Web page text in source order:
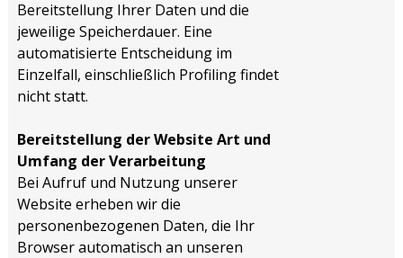
Bereitstellung Ihrer Daten und die
jeweilige Speicherdauer. Eine
automatisierte Entscheidung im
Einzelfall, einschließlich Profiling findet
nicht statt.
Bereitstellung der Website Art und
Umfang der Verarbeitung
Bei Aufruf und Nutzung unserer
Website erheben wir die
personenbezogenen Daten, die Ihr
Browser automatisch an unseren